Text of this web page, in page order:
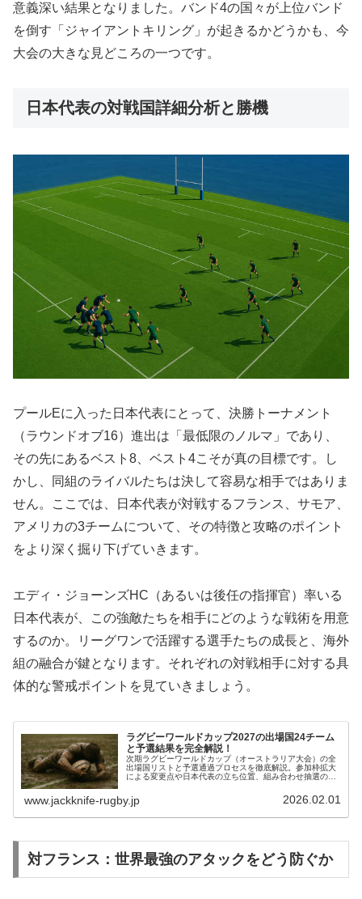
意義深い結果となりました。バンド4の国々が上位バンド
を倒す「ジャイアントキリング」が起きるかどうかも、今
大会の大きな見どころの一つです。
日本代表の対戦国詳細分析と勝機
プールEに入った日本代表にとって、決勝トーナメント
（ラウンドオブ16）進出は「最低限のノルマ」であり、
その先にあるベスト8、ベスト4こそが真の目標です。し
かし、同組のライバルたちは決して容易な相手ではありま
せん。ここでは、日本代表が対戦するフランス、サモア、
アメリカの3チームについて、その特徴と攻略のポイント
をより深く掘り下げていきます。
エディ・ジョーンズHC（あるいは後任の指揮官）率いる
日本代表が、この強敵たちを相手にどのような戦術を用意
するのか。リーグワンで活躍する選手たちの成長と、海外
組の融合が鍵となります。それぞれの対戦相手に対する具
体的な警戒ポイントを見ていきましょう。
ラグビーワールドカップ2027の出場国24チーム
と予選結果を完全解説！
次期ラグビーワールドカップ（オーストラリア大会）の全
出場国リストと予選通過プロセスを徹底解説。参加枠拡大
による変更点や日本代表の立ち位置、組み合わせ抽選のバ
ました。
www.jackknife-rugby.jp 2026.02.01
対フランス：世界最強のアタックをどう防ぐか